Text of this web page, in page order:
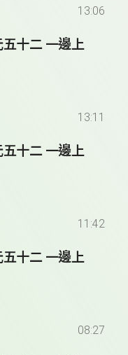
13:06
十二 一邊上
13:11
十二 一邊上
11:42
十二 一邊上
08:27